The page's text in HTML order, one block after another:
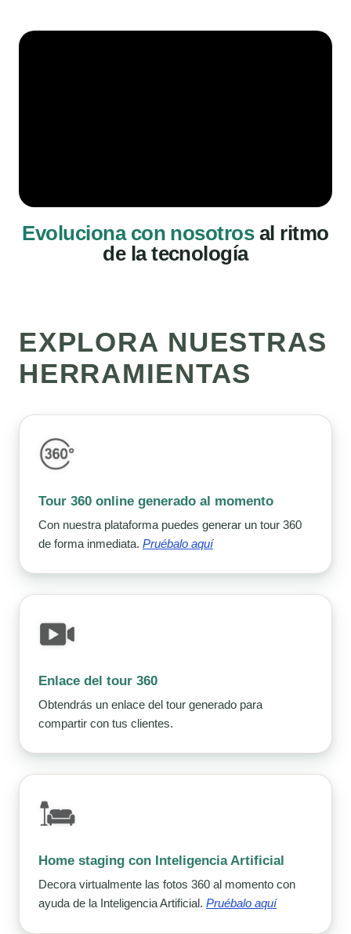
Evoluciona con nosotrosal ritmo
de la tecnología
EXPLORA NUESTRAS
HERRAMIENTAS
Tour 360 online generado al momento
Con nuestra plataforma puedes generar un tour 360
de forma inmediata. Pruébalo aquí
Enlace del tour 360
Obtendrás un enlace del tour generado para
compartir con tus clientes.
Home staging con Inteligencia Artificial
Decora virtualmente las fotos 360 al momento con
ayuda de la Inteligencia Artificial. Pruébalo aquí